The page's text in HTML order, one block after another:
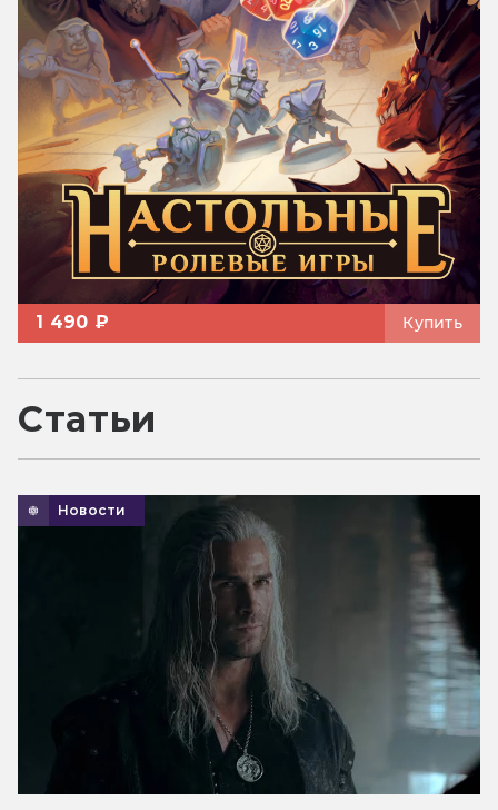
1 490 ₽ Купить
Статьи
Новости